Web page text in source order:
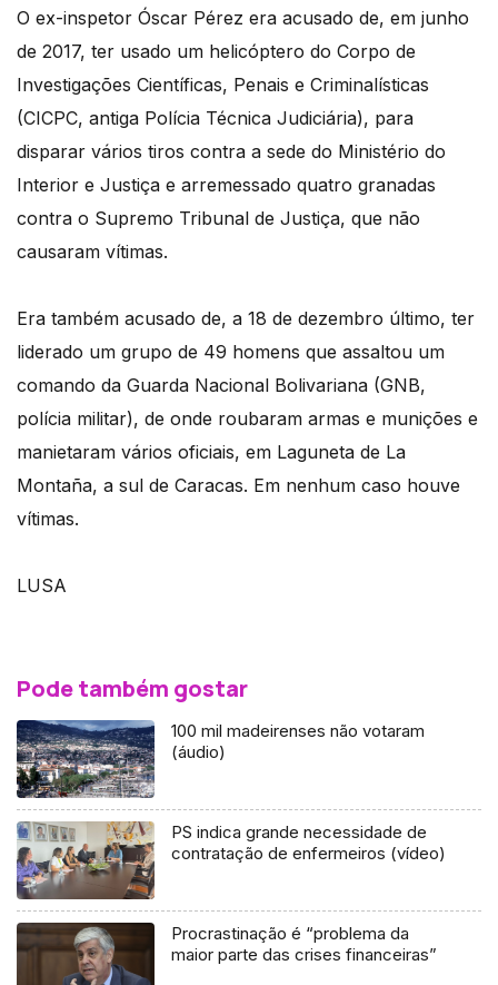
O ex-inspetor Óscar Pérez era acusado de, em junho
de 2017, ter usado um helicóptero do Corpo de
Investigações Científicas, Penais e Criminalísticas
(CICPC, antiga Polícia Técnica Judiciária), para
disparar vários tiros contra a sede do Ministério do
Interior e Justiça e arremessado quatro granadas
contra o Supremo Tribunal de Justiça, que não
causaram vítimas.
Era também acusado de, a 18 de dezembro último, ter
liderado um grupo de 49 homens que assaltou um
comando da Guarda Nacional Bolivariana (GNB,
polícia militar), de onde roubaram armas e munições e
manietaram vários oficiais, em Laguneta de La
Montaña, a sul de Caracas. Em nenhum caso houve
vítimas.
LUSA
Pode também gostar
100 mil madeirenses não votaram
(áudio)
PS indica grande necessidade de
contratação de enfermeiros (vídeo)
Procrastinação é “problema da
maior parte das crises financeiras”